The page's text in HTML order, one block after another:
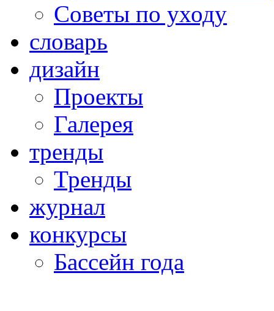
Советы по уходу
словарь
дизайн
Проекты
Галерея
тренды
Тренды
журнал
конкурсы
Бассейн года